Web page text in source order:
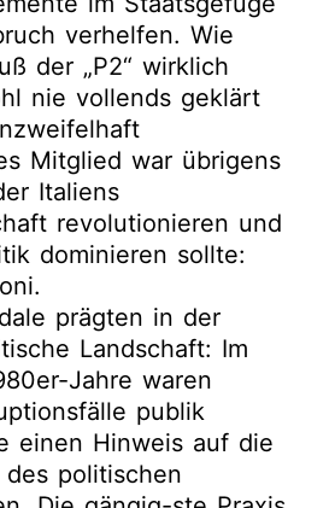
verhelfen. Wie
der „P2“ wirklich
nie vollends geklärt
Mitglied war übrigens
Italiens
revolutionieren und
dominieren sollte:
prägten in der
Landschaft: Im
Jahre waren
publik
einen Hinweis auf die
politischen